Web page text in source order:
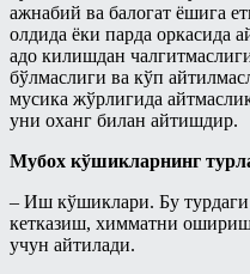
ажнабий ва балогат ёшига
олдида ёки парда оркасида
адо килишдан
бўлмаслиги ва кўп
мусика жўрлигида
уни оханг билан айтишдир.
Мубох кўшикларнинг
– Иш кўшиклари. Бу
кетказиш, химматни
учун айтилади.